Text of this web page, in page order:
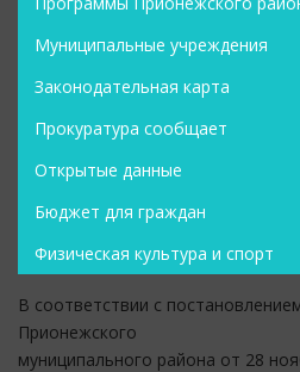
Муниципальные учреждения
Законодательная карта
Прокуратура сообщает
Открытые данные
Бюджет для граждан
Физическая культура и спорт
В соответствии с
Прионежского
муниципального района от 28